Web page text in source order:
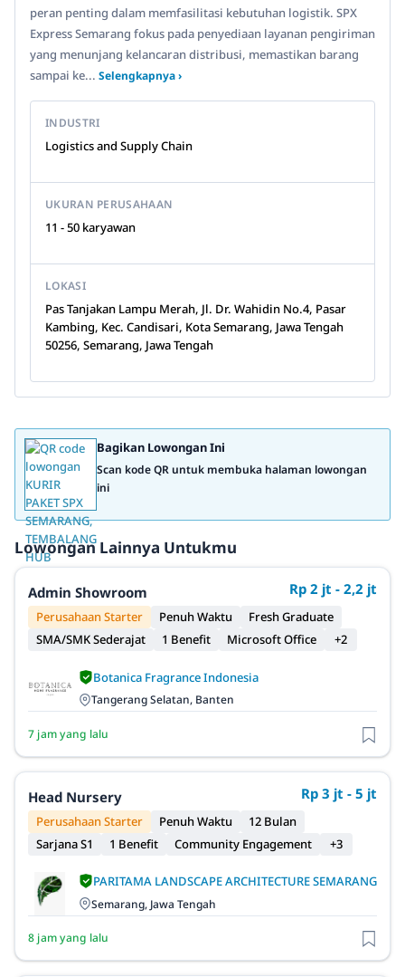
peran penting dalam memfasilitasi kebutuhan logistik. SPX
Express Semarang fokus pada penyediaan layanan pengiriman
yang menunjang kelancaran distribusi, memastikan barang
sampai ke... Selengkapnya ›
INDUSTRI
Logistics and Supply Chain
UKURAN PERUSAHAAN
11 - 50 karyawan
LOKASI
Pas Tanjakan Lampu Merah, Jl. Dr. Wahidin No.4, Pasar
Kambing, Kec. Candisari, Kota Semarang, Jawa Tengah
50256, Semarang, Jawa Tengah
Bagikan Lowongan Ini
Scan kode QR untuk membuka halaman lowongan
ini
Lowongan Lainnya Untukmu
Admin Showroom Rp 2 jt - 2,2 jt
Perusahaan Starter Penuh Waktu
Fresh Graduate
SMA/SMK Sederajat
1 Benefit Microsoft Office +2
Botanica Fragrance Indonesia
Tangerang Selatan, Banten
7 jam yang lalu
Head Nursery Rp 3 jt - 5 jt
Perusahaan Starter Penuh Waktu
12 Bulan
Sarjana S1
1 Benefit Community Engagement +3
PARITAMA LANDSCAPE ARCHITECTURE SEMARANG
Semarang, Jawa Tengah
8 jam yang lalu